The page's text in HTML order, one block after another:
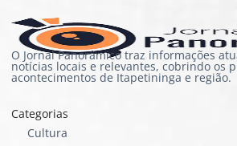
O Jornal Panorâmico traz informações
notícias locais e relevantes, cobrindo os
acontecimentos de Itapetininga e região.
Categorias
Cultura